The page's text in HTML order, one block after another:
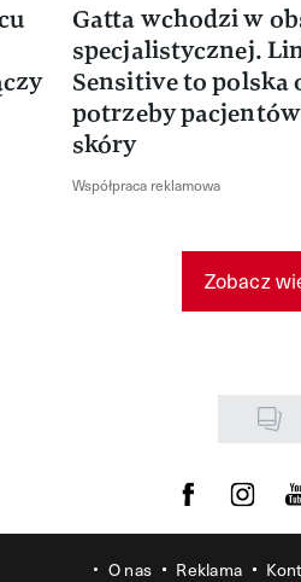
Gatta wchodzi w
specjalistycznej.
Sensitive to polska
potrzeby
skóry
Współpraca reklamowa
Zobacz
Visit us onVisit us
O nas Reklama